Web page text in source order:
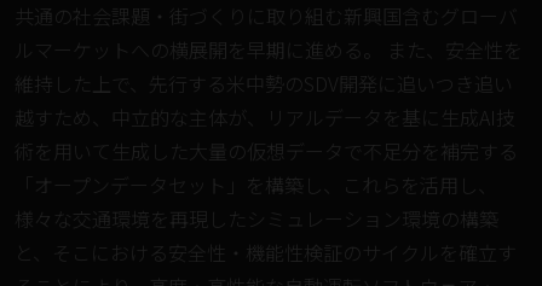
共通の社会課題・街づくりに取り組む新興国含むグローバ
ルマーケットへの横展開を早期に進める。 また、安全性を
維持した上で、先行する米中勢のSDV開発に追いつき追い
越すため、中立的な主体が、リアルデータを基に生成AI技
術を用いて生成した大量の仮想データで不足分を補完する
「オープンデータセット」を構築し、これらを活用し、
様々な交通環境を再現したシミュレーション環境の構築
と、そこにおける安全性・機能性検証のサイクルを確立す